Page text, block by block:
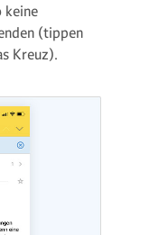
keine
(tippen
Kreuz).